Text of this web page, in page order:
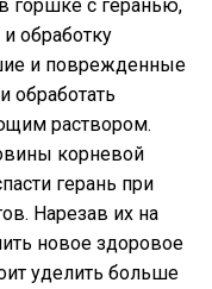
горшке с геранью,
обработку
и поврежденные
обработать
раствором.
корневой
герань при
Нарезав их на
новое здоровое
уделить больше